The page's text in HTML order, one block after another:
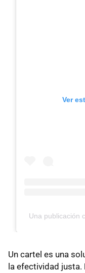
Ver
Una publicación
Un cartel es una
la efectividad